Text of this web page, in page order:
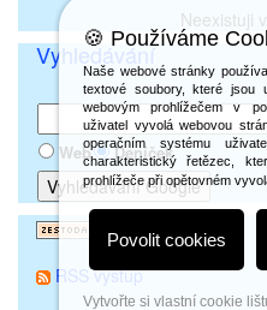
Neexistuji
Vyhledávání
Web Deníček
RSS výstup
🍪 Používáme
Naše webové stránky
textové soubory, které jsou
webovým prohlížečem v
uživatel vyvolá webovou
operačním systému
charakteristický řetězec,
prohlížeče při opětovném
Povolit cookies
Vytvořte si vlastní cookie